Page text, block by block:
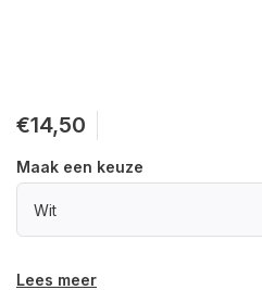
€14,50
Maak een keuze
Wit
Lees meer